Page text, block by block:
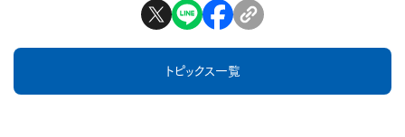
トピックス一覧